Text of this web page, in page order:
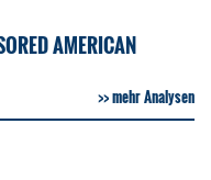
AMERICAN
mehr Analysen